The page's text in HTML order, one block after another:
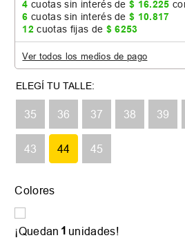
4 cuotas sin interés de$ 16.225
6 cuotas sin interés de$ 10.817
12 cuotas fijas de $ 6253
Ver todos los medios de pago
35 36 37 38 39
43 44 45
Colores
¡Quedan 1 unidades!